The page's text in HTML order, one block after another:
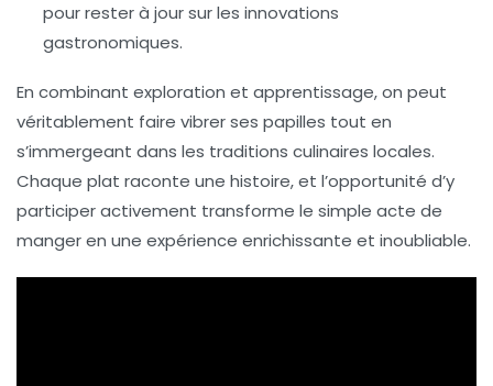
pour rester à jour sur les innovations
gastronomiques.
En combinant exploration et apprentissage, on peut
véritablement faire vibrer ses papilles tout en
s’immergeant dans les traditions culinaires locales.
Chaque plat raconte une histoire, et l’opportunité d’y
participer activement transforme le simple acte de
manger en une expérience enrichissante et inoubliable.